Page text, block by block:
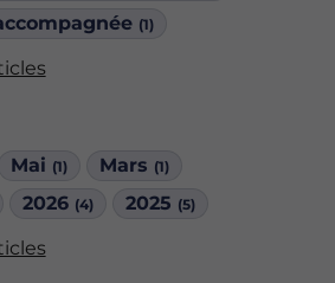
(1)
Mai (1) Mars (1)
2026 (4) 2025 (5)